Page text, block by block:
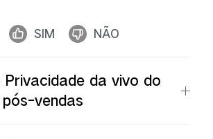
SIM NÃO
da vivo do
vendas